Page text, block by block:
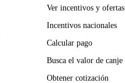
Ver incentivos y ofertas
Incentivos nacionales
Calcular pago
Busca el valor de canje
Obtener cotización